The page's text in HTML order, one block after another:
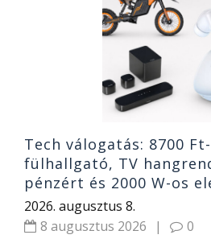
Tech válogatás: 8700
fülhallgató, TV
pénzért és 2000 W-os
2026. augusztus 8.
8 augusztus 2026
| 0